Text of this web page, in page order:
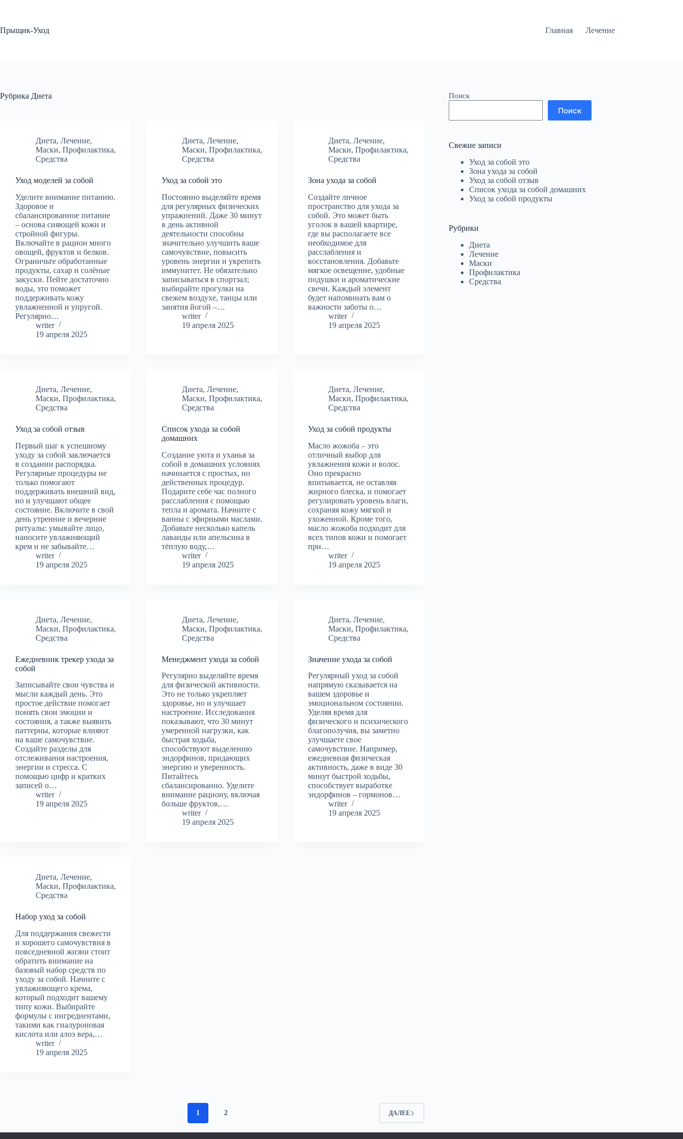
Прыщик-Уход
Главная Лечение
Рубрика Диета
Диета, Лечение,
Маски, Профилактика,
Средства
Уход моделей за собой
Уделите внимание питанию.
Здоровое и
сбалансированное питание
– основа сияющей кожи и
стройной фигуры.
Включайте в рацион много
овощей, фруктов и белков.
Ограничьте обработанные
продукты, сахар и солёные
закуски. Пейте достаточно
воды, это поможет
поддерживать кожу
увлажненной и упругой.
Регулярно…
writer
19 апреля 2025
Диета,Лечение,
Маски,Профилактика,
Средства
Уход за собой это
Постоянно выделяйте время
для регулярных физических
упражнений. Даже 30 минут
в день активной
деятельности способны
значительно улучшить ваше
самочувствие, повысить
уровень энергии и укрепить
иммунитет. Не обязательно
записываться в спортзал;
выбирайте прогулки на
свежем воздухе, танцы или
занятия йогой –…
writer
19 апреля 2025
Диета,Лечение,
Маски,Профилактика,
Средства
Зона ухода за собой
Создайте личное
пространство для ухода за
собой. Это может быть
уголок в вашей квартире,
где вы располагаете все
необходимое для
расслабления и
восстановления. Добавьте
мягкое освещение, удобные
подушки и ароматические
свечи. Каждый элемент
будет напоминать вам о
важности заботы о…
writer
19 апреля 2025
Диета, Лечение,
Маски, Профилактика,
Средства
Уход за собой отзыв
Первый шаг к успешному
уходу за собой заключается
в создании распорядка.
Регулярные процедуры не
только помогают
поддерживать внешний вид,
но и улучшают общее
состояние. Включите в свой
день утренние и вечерние
ритуалы: умывайте лицо,
наносите увлажняющий
крем и не забывайте…
writer
19 апреля 2025
Диета,Лечение,
Маски,Профилактика,
Средства
Список ухода за собой
домашних
Создание уюта и уханья за
собой в домашних условиях
начинается с простых, но
действенных процедур.
Подарите себе час полного
расслабления с помощью
тепла и аромата. Начните с
ванны с эфирными маслами.
Добавьте несколько капель
лаванды или апельсина в
тёплую воду,…
writer
19 апреля 2025
Диета,Лечение,
Маски,Профилактика,
Средства
Уход за собой продукты
Масло жожоба – это
отличный выбор для
увлажнения кожи и волос.
Оно прекрасно
впитывается, не оставляя
жирного блеска, и помогает
регулировать уровень влаги,
сохраняя кожу мягкой и
ухоженной. Кроме того,
масло жожоба подходит для
всех типов кожи и помогает
при…
writer
19 апреля 2025
Диета, Лечение,
Маски, Профилактика,
Средства
Ежедневник трекер ухода за
собой
Записывайте свои чувства и
мысли каждый день. Это
простое действие помогает
понять свои эмоции и
состояния, а также выявить
паттерны, которые влияют
на ваше самочувствие.
Создайте разделы для
отслеживания настроения,
энергии и стресса. С
помощью цифр и кратких
записей о…
writer
19 апреля 2025
Диета,Лечение,
Маски,Профилактика,
Средства
Менеджмент ухода за собой
Регулярно выделяйте время
для физической активности.
Это не только укрепляет
здоровье, но и улучшает
настроение. Исследования
показывают, что 30 минут
умеренной нагрузки, как
быстрая ходьба,
способствуют выделению
эндорфинов, придающих
энергию и уверенность.
Питайтесь
сбалансированно. Уделите
внимание рациону, включая
больше фруктов,…
writer
19 апреля 2025
Диета,Лечение,
Маски,Профилактика,
Средства
Значение ухода за собой
Регулярный уход за собой
напрямую сказывается на
вашем здоровье и
эмоциональном состоянии.
Уделяя время для
физического и психического
благополучия, вы заметно
улучшаете свое
самочувствие. Например,
ежедневная физическая
активность, даже в виде 30
минут быстрой ходьбы,
способствует выработке
эндорфинов – гормонов…
writer
19 апреля 2025
Диета, Лечение,
Маски, Профилактика,
Средства
Набор уход за собой
Для поддержания свежести
и хорошего самочувствия в
повседневной жизни стоит
обратить внимание на
базовый набор средств по
уходу за собой. Начните с
увлажняющего крема,
который подходит вашему
типу кожи. Выбирайте
формулы с ингредиентами,
такими как гиалуроновая
кислота или алоэ вера,…
writer
19 апреля 2025
1 2 ДАЛЕЕ
Поиск
Поиск
Свежие записи
Уход за собой это
Зона ухода за собой
Уход за собой отзыв
Список ухода за собой домашних
Уход за собой продукты
Рубрики
Диета
Лечение
Маски
Профилактика
Средства